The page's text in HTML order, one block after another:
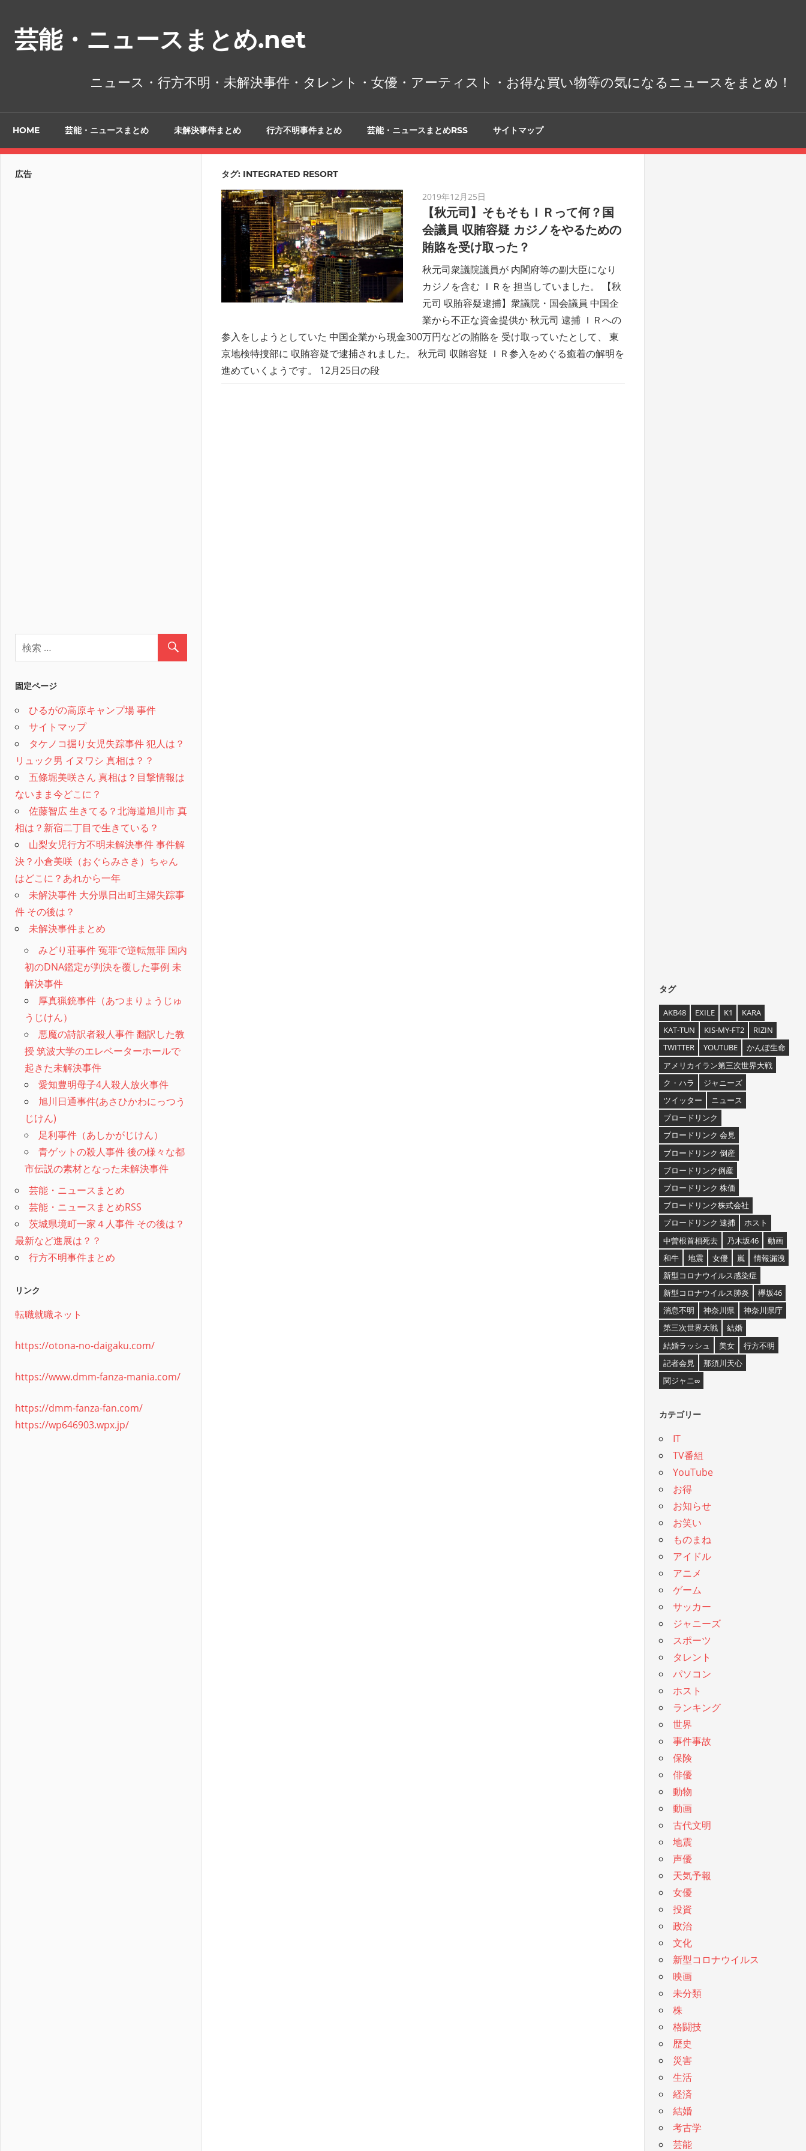
芸能・ニュースまとめ.net
ニュース・行方不明・未解決事件・タレント・女優・アーティスト・お得な買い物等の気になるニュースをまとめ！
HOME 芸能・ニュースまとめ 未解決事件まとめ 行方不明事件まとめ 芸能・ニュースまとめRSS サイトマップ
タグ: INTEGRATED RESORT
2019年12月25日
【秋元司】そもそもＩＲって何？国
会議員 収賄容疑 カジノをやるための
賄賂を受け取った？
秋元司衆議院議員が 内閣府等の副大臣になり
カジノを含む ＩＲを 担当していました。 【秋
元司 収賄容疑逮捕】衆議院・国会議員 中国企
業から不正な資金提供か 秋元司 逮捕 ＩＲへの
参入をしようとしていた 中国企業から現金300万円などの賄賂を 受け取っていたとして、 東
京地検特捜部に 収賄容疑で逮捕されました。 秋元司 収賄容疑 ＩＲ参入をめぐる癒着の解明を
進めていくようです。 12月25日の段
広告
固定ページ
ひるがの高原キャンプ場 事件
サイトマップ
タケノコ掘り女児失踪事件 犯人は？
リュック男 イヌワシ 真相は？？
五條堀美咲さん 真相は？目撃情報は
ないまま今どこに？
佐藤智広 生きてる？北海道旭川市 真
相は？新宿二丁目で生きている？
山梨女児行方不明未解決事件 事件解
決？小倉美咲（おぐらみさき）ちゃん
はどこに？あれから一年
未解決事件 大分県日出町主婦失踪事
件 その後は？
未解決事件まとめ
みどり荘事件 冤罪で逆転無罪 国内
初のDNA鑑定が判決を覆した事例 未
解決事件
厚真猟銃事件（あつまりょうじゅ
うじけん）
悪魔の詩訳者殺人事件 翻訳した教
授 筑波大学のエレベーターホールで
起きた未解決事件
愛知豊明母子4人殺人放火事件
旭川日通事件(あさひかわにっつう
じけん)
足利事件（あしかがじけん）
青ゲットの殺人事件 後の様々な都
市伝説の素材となった未解決事件
芸能・ニュースまとめ
芸能・ニュースまとめRSS
茨城県境町一家４人事件 その後は？
最新など進展は？？
行方不明事件まとめ
リンク
転職就職ネット
https://otona-no-daigaku.com/
https://www.dmm-fanza-mania.com/
https://dmm-fanza-fan.com/
https://wp646903.wpx.jp/
タグ
AKB48 EXILE K1
KARA
KAT-TUN
KIS-MY-FT2
RIZIN
TWITTER
YOUTUBE
かんぽ生命
アメリカイラン第三次世界大戦
ク・ハラ
ジャニーズ
ツイッター
ニュース
ブロードリンク
ブロードリンク 会見
ブロードリンク 倒産
ブロードリンク倒産
ブロードリンク 株価
ブロードリンク株式会社
ブロードリンク 逮捕
ホスト
中曽根首相死去
乃木坂46
動画
和牛
地震 女優 嵐
情報漏洩
新型コロナウイルス感染症
新型コロナウイルス肺炎
欅坂46
消息不明
神奈川県
神奈川県庁
第三次世界大戦
結婚
結婚ラッシュ
美女
行方不明
記者会見
那須川天心
関ジャニ∞
カテゴリー
IT
TV番組
YouTube
お得
お知らせ
お笑い
ものまね
アイドル
アニメ
ゲーム
サッカー
ジャニーズ
スポーツ
タレント
パソコン
ホスト
ランキング
世界
事件事故
保険
俳優
動物
動画
古代文明
地震
声優
天気予報
女優
投資
政治
文化
新型コロナウイルス
映画
未分類
株
格闘技
歴史
災害
生活
経済
結婚
考古学
芸能